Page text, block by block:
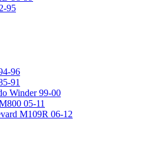
95
96
91
Winder 99-00
05-11
M109R 06-12